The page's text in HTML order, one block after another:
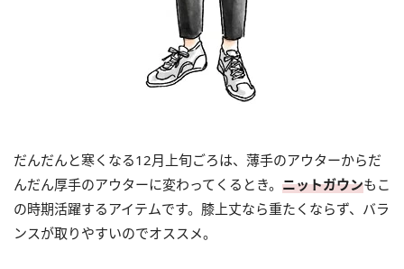
だんだんと寒くなる12月上旬ごろは、薄手のアウターからだ
んだん厚手のアウターに変わってくるとき。 ニットガウンもこ
の時期活躍するアイテムです。膝上丈なら重たくならず、バラ
ンスが取りやすいのでオススメ。